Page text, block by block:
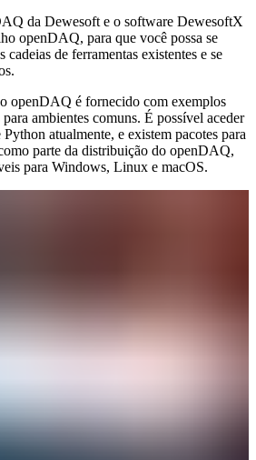
da Dewesoft e o software DewesoftX
openDAQ, para que você possa se
de ferramentas existentes e se
openDAQ é fornecido com exemplos
ambientes comuns. É possível aceder
atualmente, e existem pacotes para
parte da distribuição do openDAQ,
para Windows, Linux e macOS.